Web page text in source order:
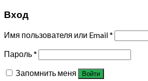
Вход
Имя пользователя или Email*
Пароль*
Запомнить меня
Войти